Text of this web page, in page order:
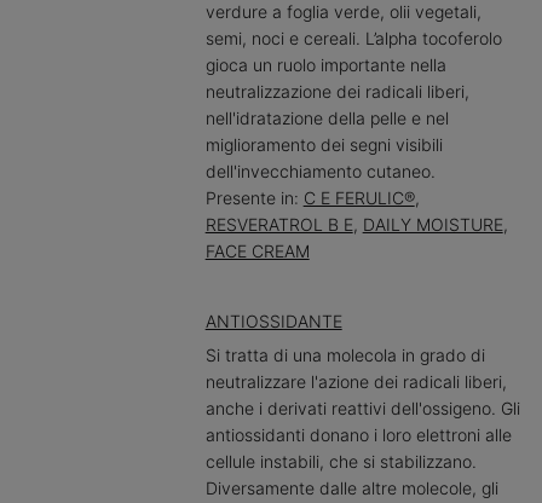
verdure a foglia verde, olii vegetali,
semi, noci e cereali. L’alpha tocoferolo
gioca un ruolo importante nella
neutralizzazione dei radicali liberi,
nell'idratazione della pelle e nel
miglioramento dei segni visibili
dell'invecchiamento cutaneo.
Presente in: C E FERULIC®,
RESVERATROL B E, DAILY MOISTURE,
FACE CREAM
ANTIOSSIDANTE
Si tratta di una molecola in grado di
neutralizzare l'azione dei radicali liberi,
anche i derivati reattivi dell'ossigeno. Gli
antiossidanti donano i loro elettroni alle
cellule instabili, che si stabilizzano.
Diversamente dalle altre molecole, gli